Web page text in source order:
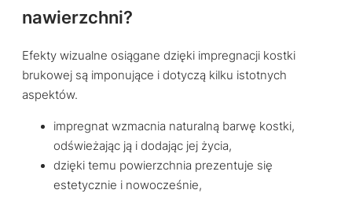
nawierzchni?
Efekty wizualne osiągane dzięki impregnacji kostki
brukowej są imponujące i dotyczą kilku istotnych
aspektów.
impregnat wzmacnia naturalną barwę kostki,
odświeżając ją i dodając jej życia,
dzięki temu powierzchnia prezentuje się
estetycznie i nowocześnie,